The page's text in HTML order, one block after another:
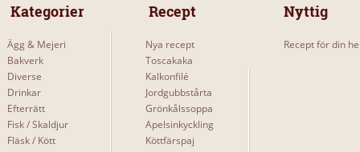
Kategorier
Ägg & Mejeri
Bakverk
Diverse
Drinkar
Efterrätt
Fisk / Skaldjur
Fläsk / Kött
Recept
Nya recept
Toscakaka
Kalkonfilé
Jordgubbstårta
Grönkålssoppa
Apelsinkyckling
Köttfärspaj
Nyttig
Recept för din